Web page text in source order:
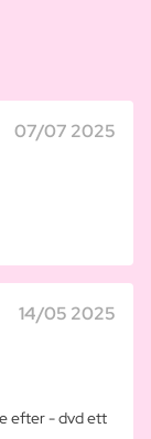
07/07 2025
14/05 2025
efter - dvd ett